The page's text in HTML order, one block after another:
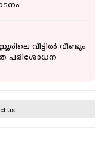
വീട്ടില്‍ വീണ്ടും
പരിശോധന
us